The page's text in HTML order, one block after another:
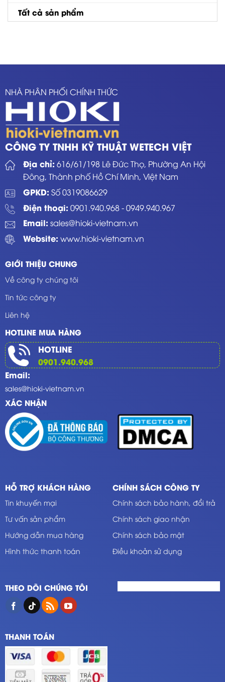
Tất cả sản phẩm
NHÀ PHÂN PHỐI CHÍNH THỨC
CÔNG TY TNHH KỸ THUẬT WETECH VIỆT
Địa chỉ: 616/61/198 Lê Đức Thọ, Phường An Hội
Đông, Thành phố Hồ Chí Minh, Việt Nam
GPKD: Số 0319086629
Điện thoại: 0901.940.968-0949.940.967
Email: sales@hioki-vietnam.vn
Website: www.hioki-vietnam.vn
GIỚI THIỆU CHUNG
Về công ty chúng tôi
Tin tức công ty
Liên hệ
HOTLINE MUA HÀNG
HOTLINE
0901.940.968
Email:
sales@hioki-vietnam.vn
XÁC NHẬN
HỖ TRỢ KHÁCH HÀNG
Tin khuyến mại
Tư vấn sản phẩm
Hướng dẫn mua hàng
Hình thức thanh toán
CHÍNH SÁCH CÔNG TY
Chính sách bảo hành, đổi trả
Chính sách giao nhận
Chính sách bảo mật
Điều khoản sử dụng
THEO DÕI CHÚNG TÔI
THANH TOÁN